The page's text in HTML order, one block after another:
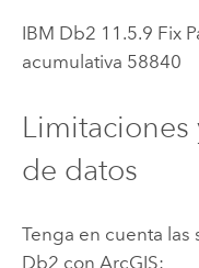
IBM Db2 11.5.9 Fix
acumulativa 58840
de datos
Tenga en cuenta
Db2 con ArcGIS: